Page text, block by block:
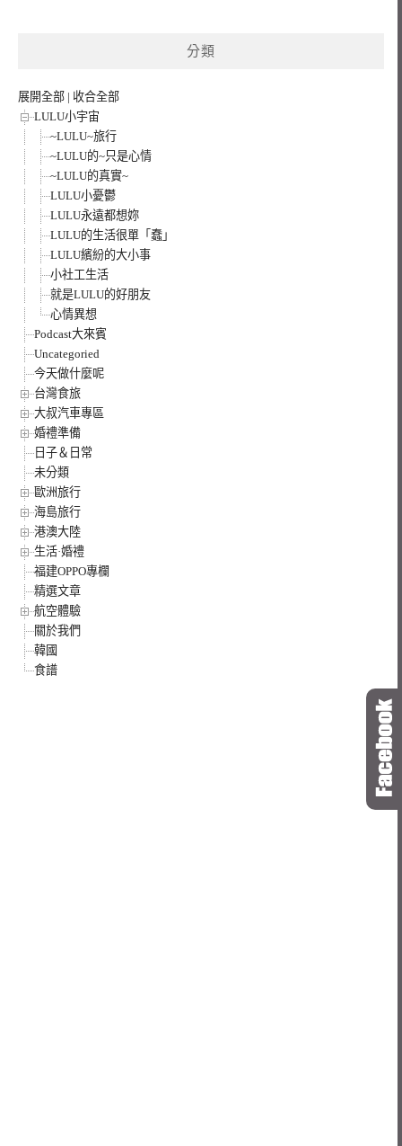
分類
展開全部 | 收合全部
LULU小宇宙
~LULU~旅行
~LULU的~只是心情
~LULU的真實~
LULU小憂鬱
LULU永遠都想妳
LULU的生活很單「蠢」
LULU繽紛的大小事
小社工生活
就是LULU的好朋友
心情異想
Podcast大來賓
Uncategoried
今天做什麼呢
台灣食旅
大叔汽車專區
婚禮準備
日子＆日常
未分類
歐洲旅行
海島旅行
港澳大陸
生活·婚禮
福建OPPO專欄
精選文章
航空體驗
關於我們
韓國
食譜